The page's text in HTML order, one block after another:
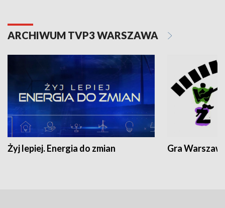
ARCHIWUM TVP3 WARSZAWA
Żyj lepiej. Energia do zmian Gra